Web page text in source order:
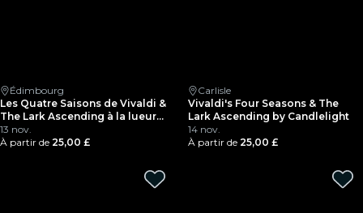
Édimbourg
Les Quatre Saisons de Vivaldi &
The Lark Ascending à la lueur
des bougies
13 nov.
À partir de 25,00 £
Carlisle
Vivaldi's Four Seasons & The
Lark Ascending by Candlelight
14 nov.
À partir de 25,00 £